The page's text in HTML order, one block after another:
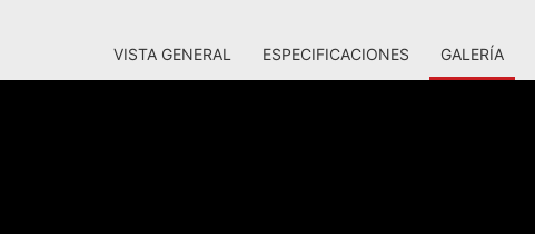
VISTA GENERAL ESPECIFICACIONES GALERÍA